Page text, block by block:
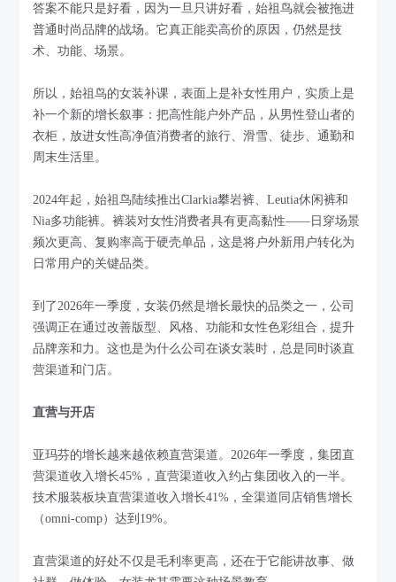
答案不能只是好看，因为一旦只讲好看，始祖鸟就会被拖进
普通时尚品牌的战场。它真正能卖高价的原因，仍然是技
术、功能、场景。
所以，始祖鸟的女装补课，表面上是补女性用户，实质上是
补一个新的增长叙事：把高性能户外产品，从男性登山者的
衣柜，放进女性高净值消费者的旅行、滑雪、徒步、通勤和
周末生活里。
2024年起，始祖鸟陆续推出Clarkia攀岩裤、Leutia休闲裤和
Nia多功能裤。裤装对女性消费者具有更高黏性——日穿场景
频次更高、复购率高于硬壳单品，这是将户外新用户转化为
日常用户的关键品类。
到了2026年一季度，女装仍然是增长最快的品类之一，公司
强调正在通过改善版型、风格、功能和女性色彩组合，提升
品牌亲和力。这也是为什么公司在谈女装时，总是同时谈直
营渠道和门店。
直营与开店
亚玛芬的增长越来越依赖直营渠道。2026年一季度，集团直
营渠道收入增长45%，直营渠道收入约占集团收入的一半。
技术服装板块直营渠道收入增长41%，全渠道同店销售增长
（omni-comp）达到19%。
直营渠道的好处不仅是毛利率更高，还在于它能讲故事、做